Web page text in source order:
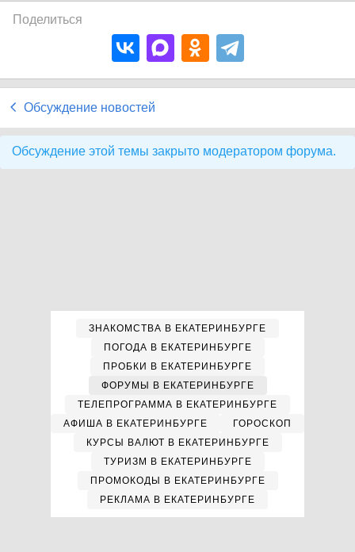
Поделиться
Обсуждение новостей
Обсуждение этой темы закрыто модератором форума.
ЗНАКОМСТВА В ЕКАТЕРИНБУРГЕ
ПОГОДА В ЕКАТЕРИНБУРГЕ
ПРОБКИ В ЕКАТЕРИНБУРГЕ
ФОРУМЫ В ЕКАТЕРИНБУРГЕ
ТЕЛЕПРОГРАММА В ЕКАТЕРИНБУРГЕ
АФИША В ЕКАТЕРИНБУРГЕ
ГОРОСКОП
КУРСЫ ВАЛЮТ В ЕКАТЕРИНБУРГЕ
ТУРИЗМ В ЕКАТЕРИНБУРГЕ
ПРОМОКОДЫ В ЕКАТЕРИНБУРГЕ
РЕКЛАМА В ЕКАТЕРИНБУРГЕ